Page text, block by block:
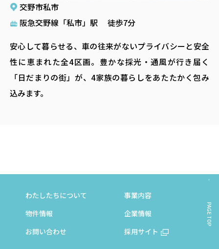
交野市私市
阪急交野線「私市」駅 徒歩7分
安心して暮らせる、車の往来がないプライバシーと安全
性に恵まれた全4区画。豊かな採光・通風が行き届く
「日だまりの街」が、4家族の暮らしをあたたかく包み
込みます。
PAGE TOP
わたしたちについて
事業内容
物件情報
企業情報
お問い合わせ
採用サイト